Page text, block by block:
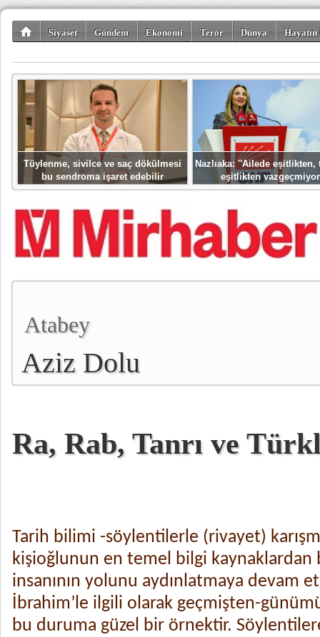
Siyaset Gündem Ekonomi Terör Dünya
Tüylenme, sivilce ve saç dökülmesi
bu sendroma işaret edebilir
Nazlıaka: ''Ailede eşitlikten,
eşitlikten
Atabey
Aziz Dolu
Ra, Rab, Tanrı ve
Tarih bilimi -söylentilerle (rivayet)
kişioğlunun en temel bilgi kaynaklardan
insanının yolunu aydınlatmaya devam
İbrahim’le ilgili olarak geçmişten-
bu duruma güzel bir örnektir.